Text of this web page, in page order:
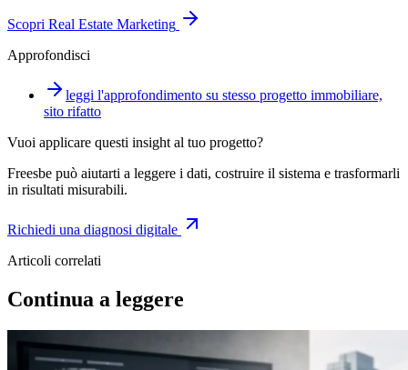
Scopri Real Estate Marketing
Approfondisci
leggi l'approfondimento su stesso progetto immobiliare,
sito rifatto
Vuoi applicare questi insight al tuo progetto?
Freesbe può aiutarti a leggere i dati, costruire il sistema e trasformarli
in risultati misurabili.
Richiedi una diagnosi digitale
Articoli correlati
Continua a leggere